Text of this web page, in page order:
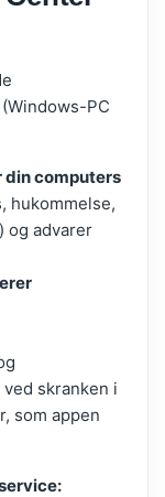
PC
din computers
hukommelse,
og advarer
skranken i
som appen